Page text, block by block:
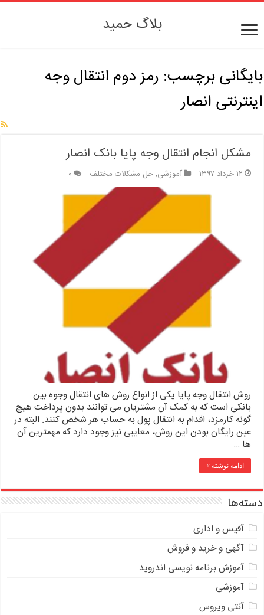
بلاگ حمید
بایگانی برچسب: رمز دوم انتقال وجه
اینترنتی انصار
مشکل انجام انتقال وجه پایا بانک انصار
۱۲ خرداد ۱۳۹۷ آموزشی,حل مشکلات مختلف ۰
روش انتقال وجه پایا یکی از انواع روش های انتقال وجوه بین
بانکی است که به کمک آن مشتریان می توانند بدون پرداخت هیچ
گونه کارمزد، اقدام به انتقال پول به حساب هر شخص کنند. البته در
عین رایگان بودن این روش، معایبی نیز وجود دارد که مهمترین آن
ها …
ادامه نوشته »
دسته‌ها
آفیس و اداری
آگهی و خرید و فروش
آموزش برنامه نویسی اندروید
آموزشی
آنتی ویروس